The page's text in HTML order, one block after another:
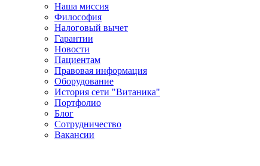
Наша миссия
Философия
Налоговый вычет
Гарантии
Новости
Пациентам
Правовая информация
Оборудование
История сети "Витаника"
Портфолио
Блог
Сотрудничество
Вакансии